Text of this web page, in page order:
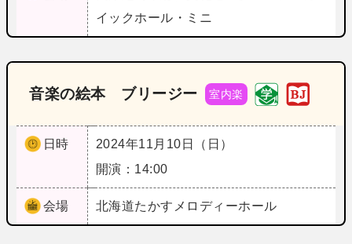
イックホール・ミニ
音楽の絵本 ブリージー 室内楽
日時
2024年11月10日（日）
開演：14:00
会場 北海道たかすメロディーホール